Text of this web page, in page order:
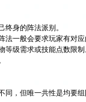
终身的阵法派别。
法一般会要求玩家有对
等级需求或技能点数限
同，但唯一共性是均要